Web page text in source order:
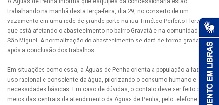
A Águas de Penha informa que esquipes da concessionária estão
trabalhando na manhã desta terça-feira, dia 29, no conserto de um
vazamento em uma rede de grande porte na rua Timóteo Perfeito Flores
que está afetando o abastecimento no bairro Gravatá e na comunidade de
São Miguel. A normalização do abastecimento se dará de forma gradativa,
após a conclusão dos trabalhos.
Em situações como essa, a Águas de Penha orienta a população a fazer
uso racional e consciente da água, priorizando o consumo humano e
necessidades básicas. Em caso de dúvidas, o contato deve ser feito por
meios das centrais de atendimento da Águas de Penha, pelo telefone